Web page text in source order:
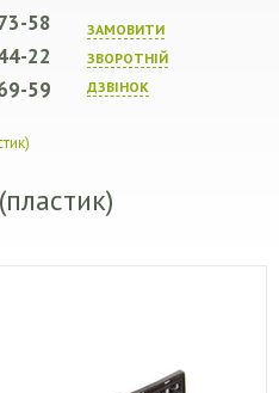
ЗАМОВИТИ
ЗВОРОТНIЙ
ДЗВIНОК
58
22
59